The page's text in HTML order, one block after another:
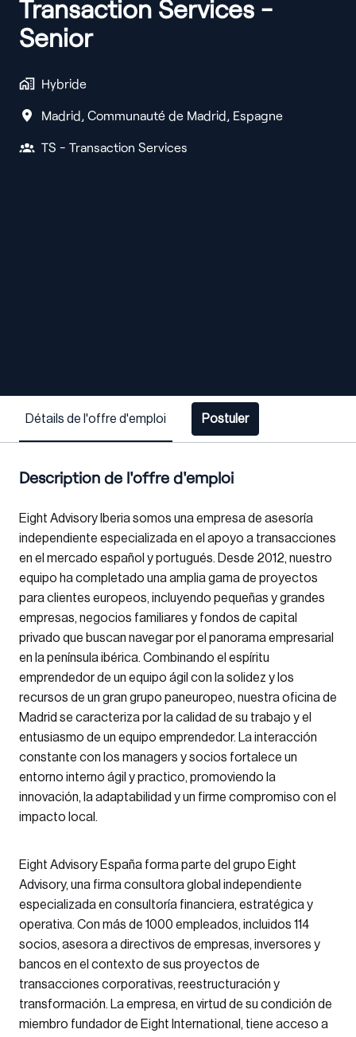
Transaction Services -
Senior
Hybride
Madrid Communauté de Madrid Espagne
TS - Transaction Services
Détails de l'offre d'emploi Postuler
Description de l'offre d'emploi
Eight Advisory Iberiasomos una empresa de asesoría
independiente especializada en el apoyo a transacciones
en el mercado español y portugués. Desde 2012, nuestro
equipo ha completado una amplia gama de proyectos
para clientes europeos, incluyendo pequeñas y grandes
empresas, negocios familiares y fondos de capital
privado que buscan navegar por el panorama empresarial
en la península ibérica. Combinando el espíritu
emprendedor de un equipo ágil con la solidez y los
recursos de un gran grupo paneuropeo, nuestra oficina de
Madrid se caracteriza por la calidad de su trabajo y el
entusiasmo de un equipo emprendedor. La interacción
constante con los managers y socios fortalece un
entorno interno ágil y practico, promoviendo la
innovación, la adaptabilidad y un firme compromiso con el
impacto local.
Eight Advisory España forma parte del grupo Eight
Advisory, una firma consultora global independiente
especializada en consultoría financiera, estratégica y
operativa. Con más de 1000 empleados, incluidos 114
socios, asesora a directivos de empresas, inversores y
bancos en el contexto de sus proyectos de
transacciones corporativas, reestructuración y
transformación. La empresa, en virtud de su condición de
miembro fundador de Eight International, tiene acceso a